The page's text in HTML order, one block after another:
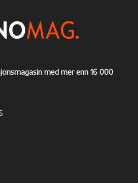
med mer enn 16 000